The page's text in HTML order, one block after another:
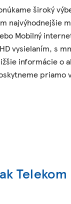
široký
najvýhodnejšie
Mobilný
vysielaním, s
informácie o
priamo